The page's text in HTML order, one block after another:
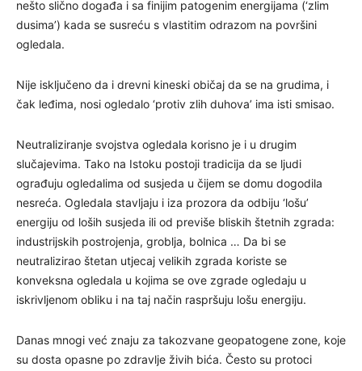
nešto slično događa i sa finijim patogenim energijama (‘zlim
dusima’) kada se susreću s vlastitim odrazom na površini
ogledala.
Nije isključeno da i drevni kineski običaj da se na grudima, i
čak leđima, nosi ogledalo ‘protiv zlih duhova’ ima isti smisao.
Neutraliziranje svojstva ogledala korisno je i u drugim
slučajevima. Tako na Istoku postoji tradicija da se ljudi
ograđuju ogledalima od susjeda u čijem se domu dogodila
nesreća. Ogledala stavljaju i iza prozora da odbiju ‘lošu’
energiju od loših susjeda ili od previše bliskih štetnih zgrada:
industrijskih postrojenja, groblja, bolnica … Da bi se
neutralizirao štetan utjecaj velikih zgrada koriste se
konveksna ogledala u kojima se ove zgrade ogledaju u
iskrivljenom obliku i na taj način raspršuju lošu energiju.
Danas mnogi već znaju za takozvane geopatogene zone, koje
su dosta opasne po zdravlje živih bića. Često su protoci